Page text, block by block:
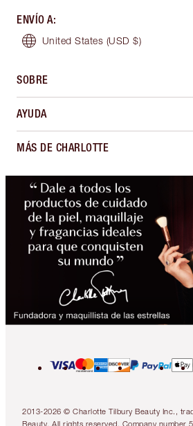
ENVÍO A:
United States (USD $)
SOBRE
AYUDA
MÁS DE CHARLOTTE
2013-2026 © Charlotte Tilbury Beauty Inc.,
Beauty. All rights reserved. Company number